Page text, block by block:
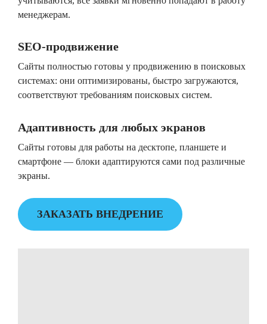
менеджерам.
SEO-продвижение
Сайты полностью готовы у продвижению в поисковых
системах: они оптимизированы, быстро загружаются,
соответствуют требованиям поисковых систем.
Адаптивность для любых экранов
Сайты готовы для работы на десктопе, планшете и
смартфоне — блоки адаптируются сами под различные
экраны.
ЗАКАЗАТЬ ВНЕДРЕНИЕ